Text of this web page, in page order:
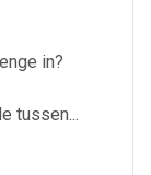
in?
tussen...